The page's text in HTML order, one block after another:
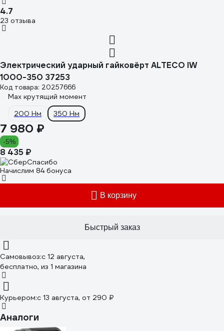
4.7
23 отзыва
Электрический ударный гайковёрт ALTECO IW
1000-350 37253
Код товара: 20257666
Max крутящий момент
200 Нм
350 Нм
7 980 ₽
-5%
8 435 ₽
Начислим 84 бонуса
В корзину
Быстрый заказ
Самовывоз:c 12 августа,
бесплатно, из 1 магазина
Курьером:c 13 августа, от 290 ₽
Аналоги